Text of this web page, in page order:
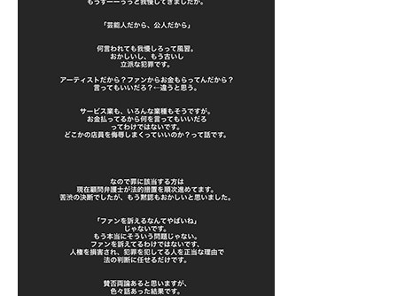
企業ITのトレンドを詳説
経営リーダーのコミュニティ
マーケ×ITの今がよく分かる
ITエンジニア向け専門サイト
製造業のIT導入・活用を支援
モノづくり技術者専門サイト